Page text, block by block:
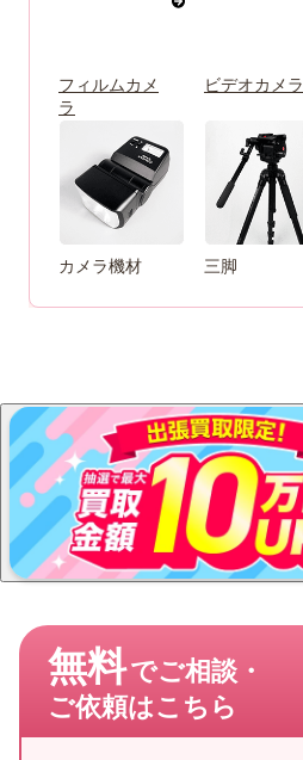
フィルムカメ
ラ
ビデオカメラ
カメラ機材 三脚
無料でご相談・
ご依頼はこちら